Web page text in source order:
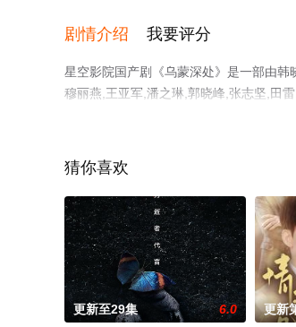
剧情介绍 我要评分
星空影院国产剧《乌蒙深处》是一部由
穆丽燕,王亚军,潘之琳,郭晓峰,张志坚,田
版电视剧全集就上星空电影网，更多相
猜你喜欢
更新至29集 6.0 更新